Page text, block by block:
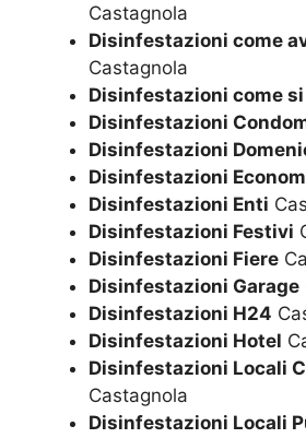
Castagnola
Disinfestazioni come
Castagnola
Disinfestazioni come
Disinfestazioni
Disinfestazioni
Disinfestazioni
Disinfestazioni Enti
Disinfestazioni Festivi
Disinfestazioni Fiere
Disinfestazioni Garage
Disinfestazioni H24
Disinfestazioni Hotel
Disinfestazioni Locali
Castagnola
Disinfestazioni Locali